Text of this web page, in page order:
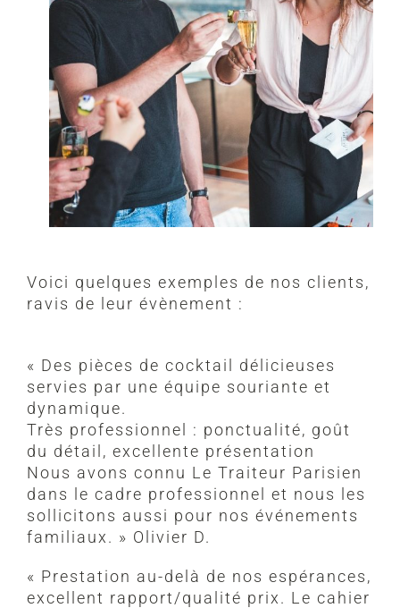
Voici quelques exemples de nos clients,
ravis de leur évènement :
« Des pièces de cocktail délicieuses
servies par une équipe souriante et
dynamique.
Très professionnel : ponctualité, goût
du détail, excellente présentation
Nous avons connu Le Traiteur Parisien
dans le cadre professionnel et nous les
sollicitons aussi pour nos événements
familiaux. » Olivier D.
« Prestation au-delà de nos espérances,
excellent rapport/qualité prix. Le cahier